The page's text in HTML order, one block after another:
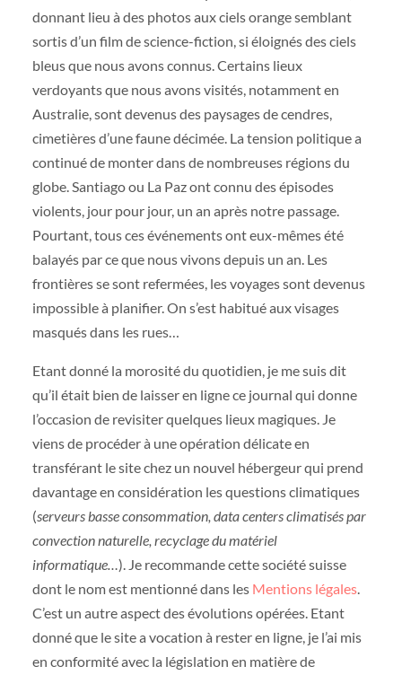
donnant lieu à des photos aux ciels orange semblant
sortis d’un film de science-fiction, si éloignés des ciels
bleus que nous avons connus. Certains lieux
verdoyants que nous avons visités, notamment en
Australie, sont devenus des paysages de cendres,
cimetières d’une faune décimée. La tension politique a
continué de monter dans de nombreuses régions du
globe. Santiago ou La Paz ont connu des épisodes
violents, jour pour jour, un an après notre passage.
Pourtant, tous ces événements ont eux-mêmes été
balayés par ce que nous vivons depuis un an. Les
frontières se sont refermées, les voyages sont devenus
impossible à planifier. On s’est habitué aux visages
masqués dans les rues…
Etant donné la morosité du quotidien, je me suis dit
qu’il était bien de laisser en ligne ce journal qui donne
l’occasion de revisiter quelques lieux magiques. Je
viens de procéder à une opération délicate en
transférant le site chez un nouvel hébergeur qui prend
davantage en considération les questions climatiques
(serveurs basse consommation, data centers climatisés par
convection naturelle, recyclage du matériel
informatique…). Je recommande cette société suisse
dont le nom est mentionné dans les Mentions légales.
C’est un autre aspect des évolutions opérées. Etant
donné que le site a vocation à rester en ligne, je l’ai mis
en conformité avec la législation en matière de